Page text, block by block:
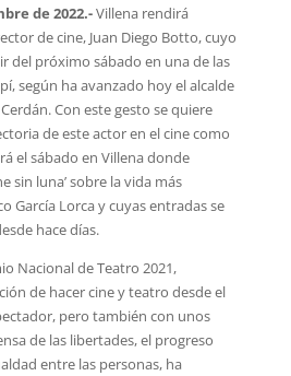
de 2022.-Villena rendirá
de cine, Juan Diego Botto, cuyo
del próximo sábado en una de las
según ha avanzado hoy el alcalde
Con este gesto se quiere
de este actor en el cine como
el sábado en Villena donde
sin luna’ sobre la vida más
García Lorca y cuyas entradas se
hace días.
Nacional de Teatro 2021,
de hacer cine y teatro desde el
pero también con unos
de las libertades, el progreso
entre las personas, ha